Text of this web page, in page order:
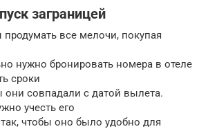
заграницей
все мелочи, покупая
нужно бронировать номера в отеле
сроки
они совпадали с датой вылета.
учесть его
чтобы оно было удобно для